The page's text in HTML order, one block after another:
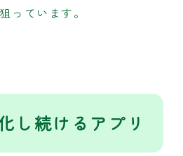
っています。
し続けるアプリ